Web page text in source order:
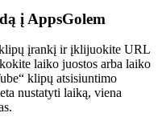
į AppsGolem
įrankį ir įklijuokite URL
laiko juostos arba laiko
klipų atsisiuntimo
nustatyti laiką, viena